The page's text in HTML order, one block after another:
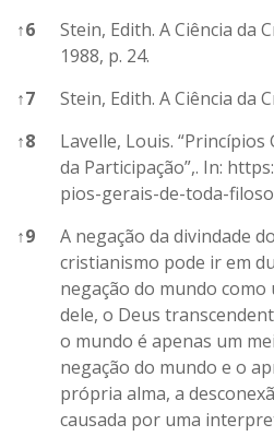
↑6
Stein, Edith. A Ciência da
1988, p. 24.
↑7
Stein, Edith. A Ciência da
↑8
Lavelle, Louis.
da Participação”,. In:
pios-gerais-de-toda-
↑9
A negação da divindade
cristianismo pode ir em
negação do mundo como
dele, o Deus
o mundo é apenas um
negação do mundo e o
própria alma, a
causada por uma